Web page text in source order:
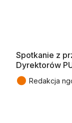
Spotkanie z
Dyrektorów
● Redakcja